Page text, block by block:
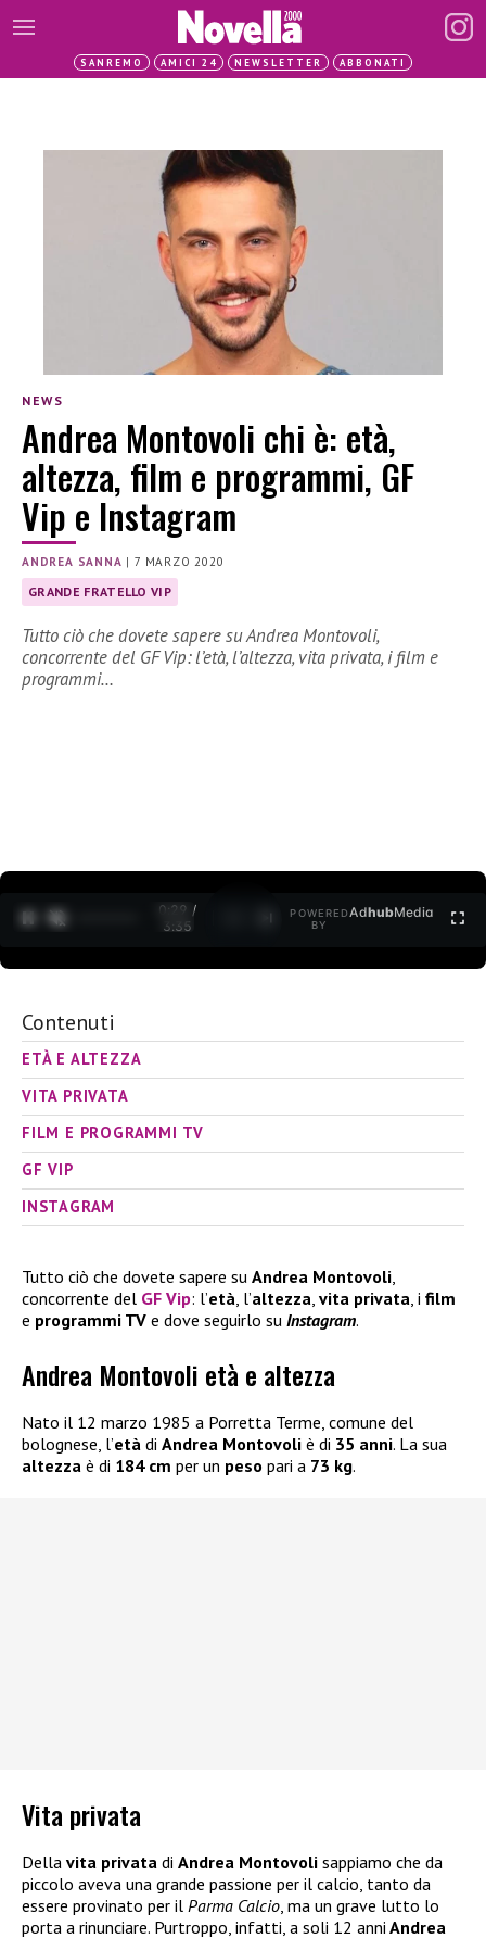
SANREMO AMICI 24 NEWSLETTER ABBONATI
NEWS
Andrea Montovoli chi è: età,
altezza, film e programmi, GF
Vip e Instagram
ANDREA SANNA |7 MARZO 2020
GRANDE FRATELLO VIP
Tutto ciò che dovete sapere su Andrea Montovoli,
concorrente del GF Vip: l’età, l’altezza, vita privata, i film e
programmi…
0:30 /
3:35
POWERED
BY
AdhubMedia
Contenuti
ETÀ E ALTEZZA
VITA PRIVATA
FILM E PROGRAMMI TV
GF VIP
INSTAGRAM
Tutto ciò che dovete sapere su Andrea Montovoli,
concorrente del GF Vip: l’età, l’altezza, vita privata, i film
e programmi TV e dove seguirlo su Instagram.
Andrea Montovoli età e altezza
Nato il 12 marzo 1985 a Porretta Terme, comune del
bolognese, l’età di Andrea Montovoli è di 35 anni. La sua
altezza è di 184 cm per un peso pari a 73 kg.
Vita privata
Della vita privata di Andrea Montovoli sappiamo che da
piccolo aveva una grande passione per il calcio, tanto da
essere provinato per il Parma Calcio , ma un grave lutto lo
porta a rinunciare. Purtroppo, infatti, a soli 12 anni Andrea